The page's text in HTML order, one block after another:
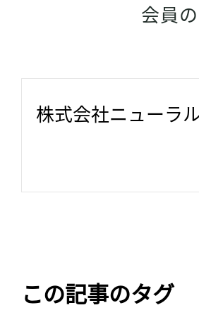
会員
株式会社ニューラ
この記事のタグ